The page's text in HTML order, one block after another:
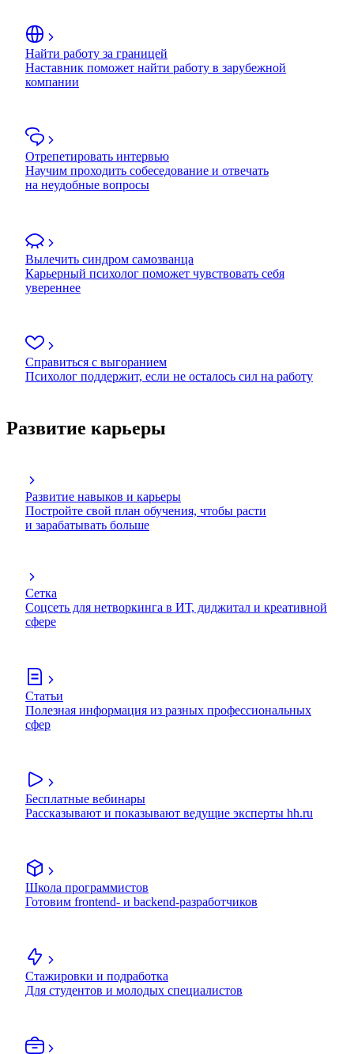
Найти работу за границей
Наставник поможет найти работу в зарубежной
компании
Отрепетировать интервью
Научим проходить собеседование и отвечать
на неудобные вопросы
Вылечить синдром самозванца
Карьерный психолог поможет чувствовать себя
увереннее
Справиться с выгоранием
Психолог поддержит, если не осталось сил на работу
Развитие карьеры
Развитие навыков и карьеры
Постройте свой план обучения, чтобы расти
и зарабатывать больше
Сетка
Соцсеть для нетворкинга в ИТ, диджитал и креативной
сфере
Статьи
Полезная информация из разных профессиональных
сфер
Бесплатные вебинары
Рассказывают и показывают ведущие эксперты hh.ru
Школа программистов
Готовим frontend- и backend-разработчиков
Стажировки и подработка
Для студентов и молодых специалистов